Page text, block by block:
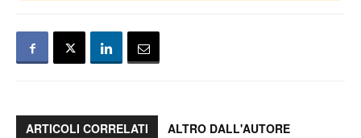
ARTICOLI CORRELATI ALTRO DALL'AUTORE